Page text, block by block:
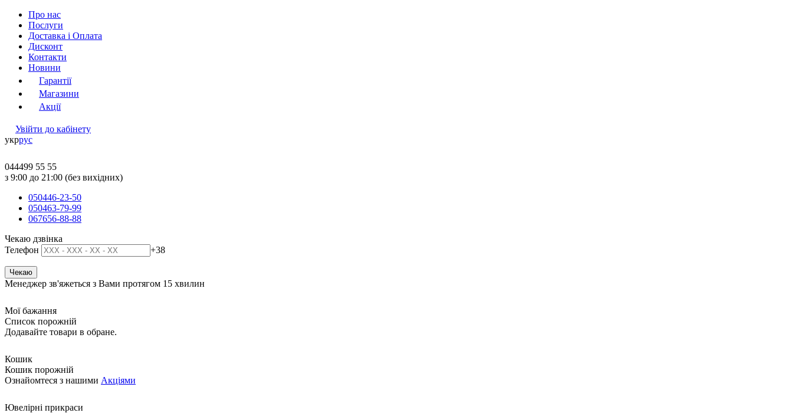
Про нас
Послуги
Доставка і Оплата
Дисконт
Контакти
Новини
Гарантії
Магазини
Акції
Увійти до кабінету
укррус
044499 55 55
з 9:00 до 21:00 (без вихідних)
050446-23-50
050463-79-99
067656-88-88
Чекаю дзвінка
Телефон
+38
Менеджер зв'яжеться з Вами протягом 15 хвилин
Мої бажання
Список порожній
Додавайте товари в обране.
Кошик
Кошик порожній
Ознайомтеся з нашими Акціями
Ювелірні прикраси